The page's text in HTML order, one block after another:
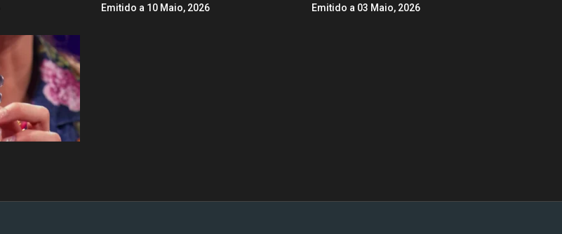
Emitido a 10 Maio, 2026 Emitido a 03 Maio, 2026